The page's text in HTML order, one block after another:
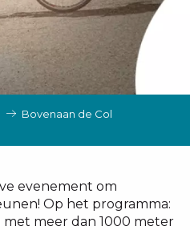
Bovenaan de Col
evenement om
Op het programma:
meer dan 1000 meter